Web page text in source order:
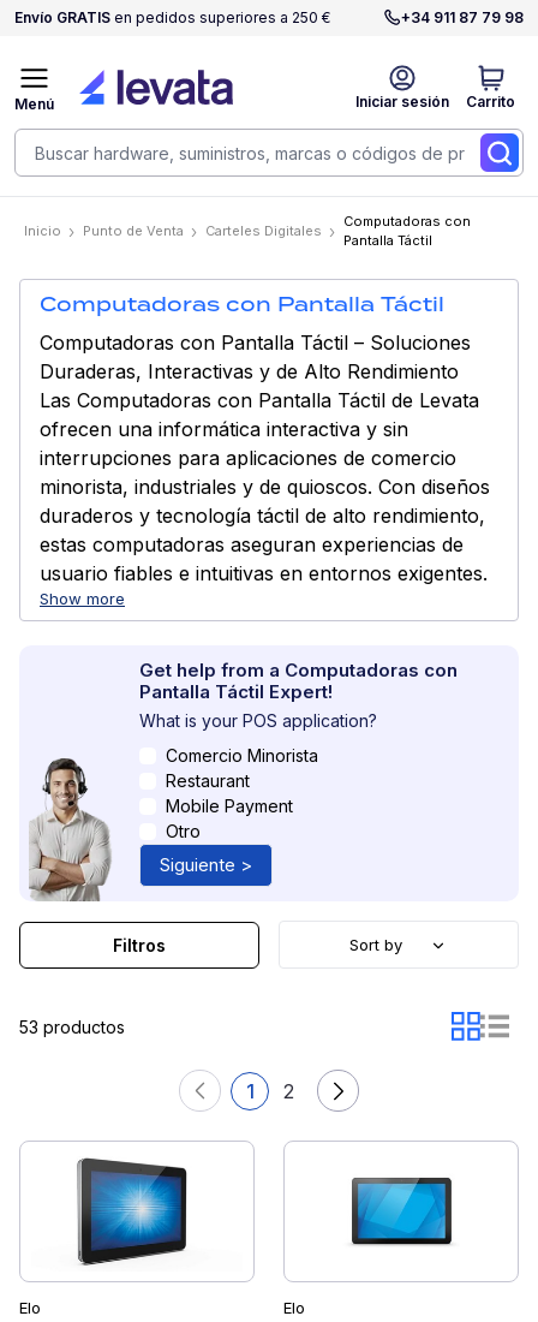
Envío GRATIS en pedidos superiores a 250 € +34 911 87 79 98
Iniciar sesión Carrito
Menú
Inicio Punto de Venta Carteles Digitales
Computadoras con
Pantalla Táctil
Computadoras con Pantalla Táctil
Computadoras con Pantalla Táctil – Soluciones
Duraderas, Interactivas y de Alto Rendimiento
Las Computadoras con Pantalla Táctil de Levata
ofrecen una informática interactiva y sin
interrupciones para aplicaciones de comercio
minorista, industriales y de quioscos. Con diseños
duraderos y tecnología táctil de alto rendimiento,
estas computadoras aseguran experiencias de
usuario fiables e intuitivas en entornos exigentes.
Show more
Get help from a Computadoras con
Pantalla Táctil Expert!
What is your POS application?
Comercio Minorista
Restaurant
Mobile Payment
Otro
Siguiente >
53 productos
1 2
Filtros Sort by
Elo Elo